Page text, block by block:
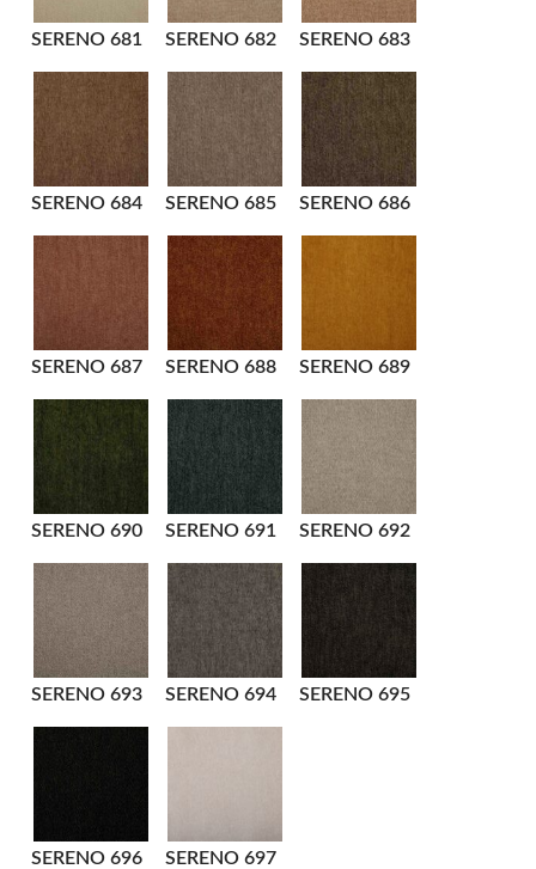
SERENO 681 SERENO 682 SERENO 683
SERENO 684 SERENO 685 SERENO 686
SERENO 687 SERENO 688 SERENO 689
SERENO 690 SERENO 691 SERENO 692
SERENO 693 SERENO 694 SERENO 695
SERENO 696 SERENO 697